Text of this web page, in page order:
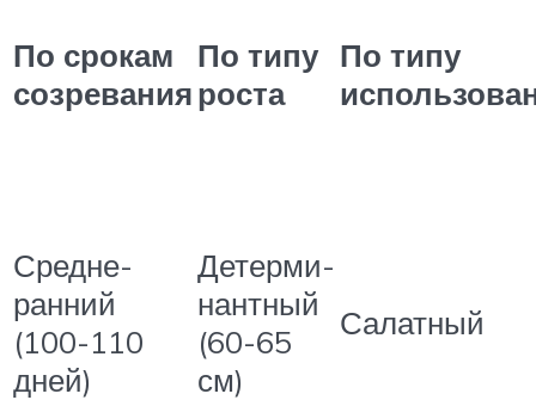
По срокам
созревания
По типу
роста
По типу
Средне-
ранний
(100-110
дней)
Детерми-
нантный
(60-65
см)
Салатный